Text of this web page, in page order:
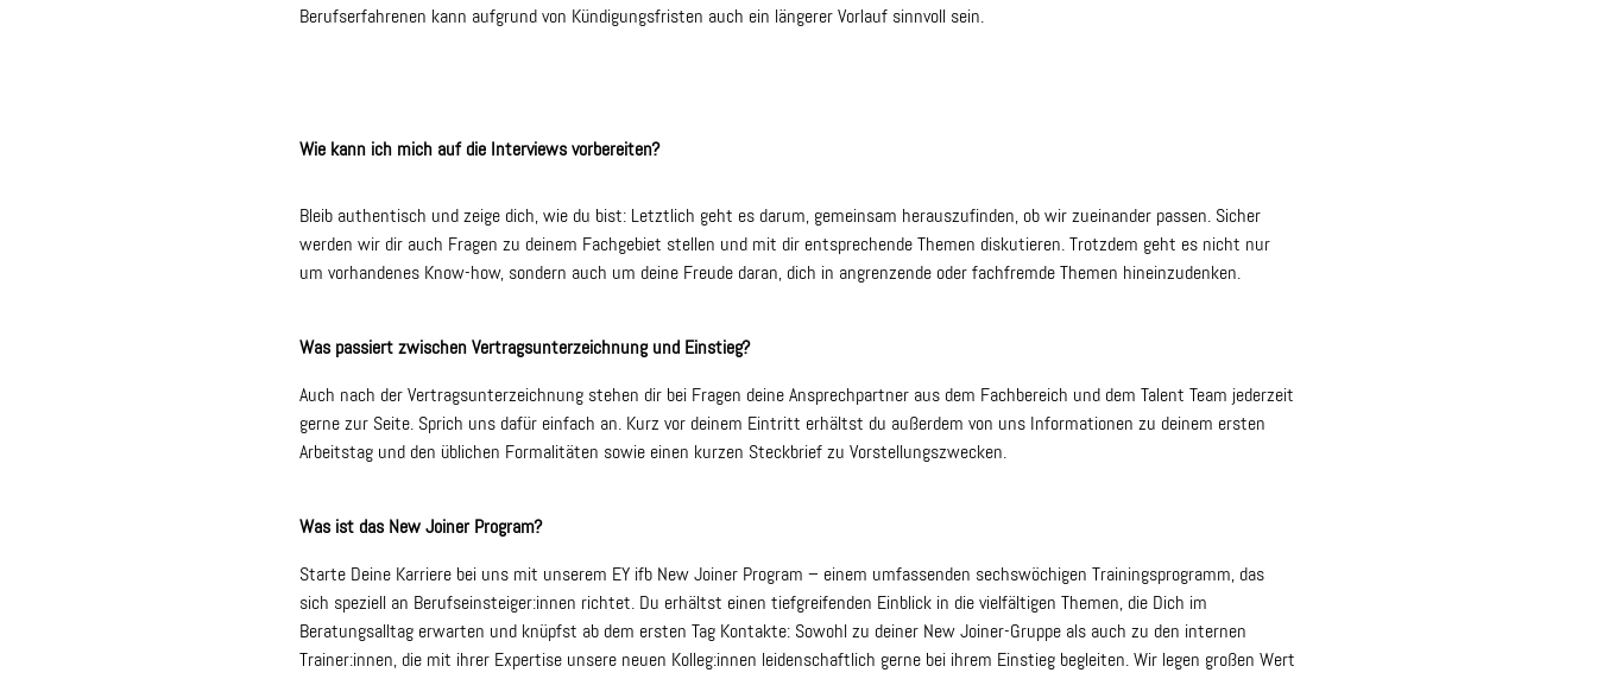
Berufserfahrenen kann aufgrund von Kündigungsfristen auch ein längerer Vorlauf sinnvoll sein.
Wie kann ich mich auf die Interviews vorbereiten?
Bleib authentisch und zeige dich, wie du bist: Letztlich geht es darum, gemeinsam herauszufinden, ob wir zueinander passen. Sicher
werden wir dir auch Fragen zu deinem Fachgebiet stellen und mit dir entsprechende Themen diskutieren. Trotzdem geht es nicht nur
um vorhandenes Know-how, sondern auch um deine Freude daran, dich in angrenzende oder fachfremde Themen hineinzudenken.
Was passiert zwischen Vertragsunterzeichnung und Einstieg?
Auch nach der Vertragsunterzeichnung stehen dir bei Fragen deine Ansprechpartner aus dem Fachbereich und dem Talent Team jederzeit
gerne zur Seite. Sprich uns dafür einfach an. Kurz vor deinem Eintritt erhältst du außerdem von uns Informationen zu deinem ersten
Arbeitstag und den üblichen Formalitäten sowie einen kurzen Steckbrief zu Vorstellungszwecken.
Was ist das New Joiner Program?
Starte Deine Karriere bei uns mit unserem EY ifb New Joiner Program – einem umfassenden sechswöchigen Trainingsprogramm, das
sich speziell an Berufseinsteiger:innen richtet. Du erhältst einen tiefgreifenden Einblick in die vielfältigen Themen, die Dich im
Beratungsalltag erwarten und knüpfst ab dem ersten Tag Kontakte: Sowohl zu deiner New Joiner-Gruppe als auch zu den internen
Trainer:innen, die mit ihrer Expertise unsere neuen Kolleg:innen leidenschaftlich gerne bei ihrem Einstieg begleiten. Wir legen großen Wert